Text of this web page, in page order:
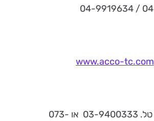
www.acco-tc.com
לרכישת כרטיסים טל. 03-9400333 או 073-